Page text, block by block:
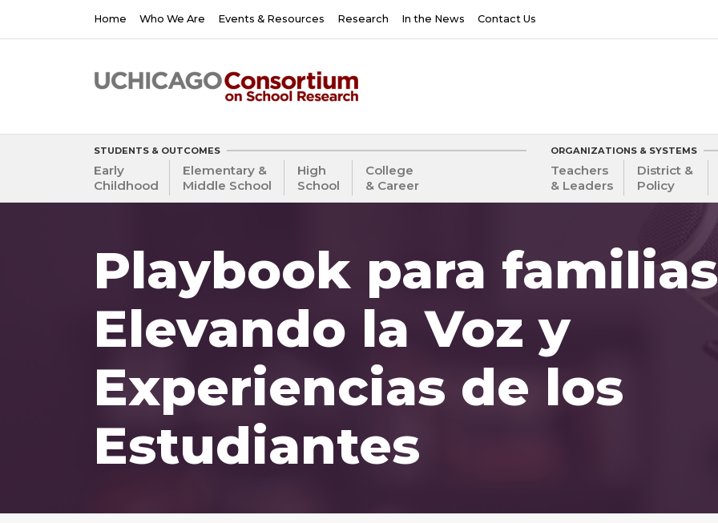
Main
navigation
Home Who We Are Events & Resources Research In the News Contact Us
STUDENTS & OUTCOMES
Early
Childhood
Elementary &
Middle School
High
School
College
& Career
ORGANIZATIONS & SYSTEMS
Teachers
& Leaders
District &
Policy
Playbook para
Elevando la Voz y
Experiencias de los
Estudiantes